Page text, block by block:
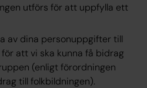
utförs för att uppfylla ett
av dina personuppgifter till
att vi ska kunna få bidrag
(enligt förordningen
till folkbildningen).